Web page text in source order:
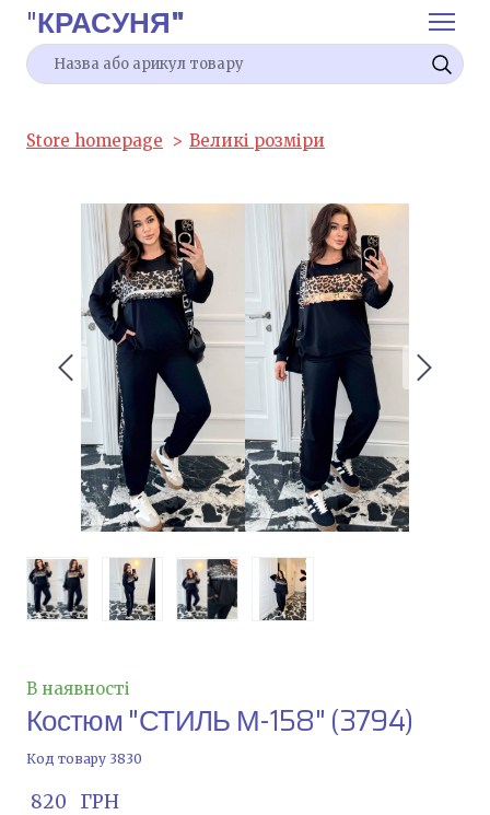
"КРАСУНЯ"
Store homepage Великі розміри
В наявності
Костюм "СТИЛЬ М-158"(3794)
Код товару 3830
820   ГРН